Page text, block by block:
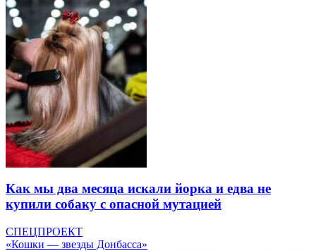
Как мы два месяца искали йорка и едва не
купили собаку с опасной мутацией
СПЕЦПРОЕКТ
«Кошки — звезды Донбасса»